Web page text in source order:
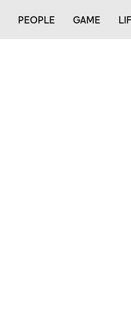
PEOPLE GAME